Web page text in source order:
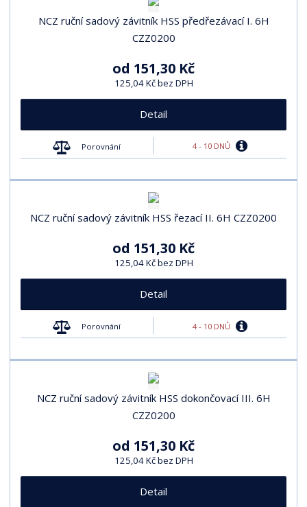
NCZ ruční sadový závitník HSS předřezávací I. 6H
CZZ0200
od 151,30 Kč
125,04 Kč bez DPH
Detail
Porovnání 4 - 10 DNŮ
NCZ ruční sadový závitník HSS řezací II. 6H CZZ0200
od 151,30 Kč
125,04 Kč bez DPH
Detail
Porovnání 4 - 10 DNŮ
NCZ ruční sadový závitník HSS dokončovací III. 6H
CZZ0200
od 151,30 Kč
125,04 Kč bez DPH
Detail